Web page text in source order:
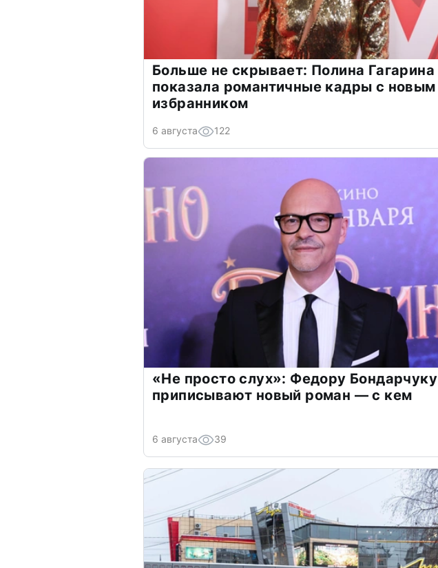
Больше не скрывает: Полина Гагарина
показала романтичные кадры с новым
избранником
6 августа 122
«Не просто слух»: Федору Бондарчуку
приписывают новый роман — с кем
6 августа 39